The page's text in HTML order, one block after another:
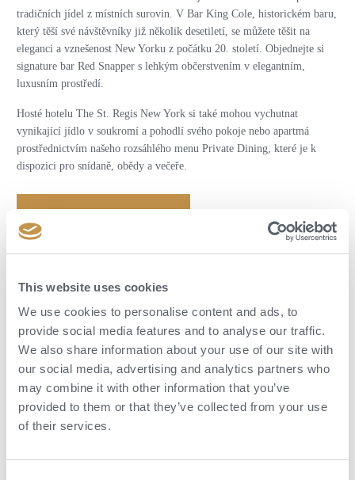
This website uses cookies
We use cookies to personalise content and ads, to
provide social media features and to analyse our traffic.
We also share information about your use of our site with
our social media, advertising and analytics partners who
may combine it with other information that you’ve
provided to them or that they’ve collected from your use
of their services.
tradičních jídel z místních surovin. V Bar King Cole, historickém baru,
který těší své návštěvníky již několik desetiletí, se můžete těšit na
eleganci a vznešenost New Yorku z počátku 20. století. Objednejte si
signature bar Red Snapper s lehkým občerstvením v elegantním,
luxusním prostředí.
Hosté hotelu The St. Regis New York si také mohou vychutnat
vynikající jídlo v soukromí a pohodlí svého pokoje nebo apartmá
prostřednictvím našeho rozsáhlého menu Private Dining, které je k
dispozici pro snídaně, obědy a večeře.
POPTAT DOVOLENOU